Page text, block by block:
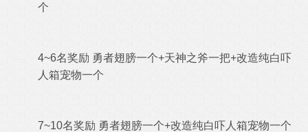
个
4~6名奖励 勇者翅膀一个+天神之斧一把+改造纯白吓
人箱宠物一个
7~10名奖励 勇者翅膀一个+改造纯白吓人箱宠物一个